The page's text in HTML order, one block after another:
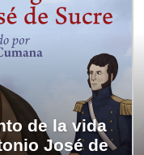
de la vida
José de